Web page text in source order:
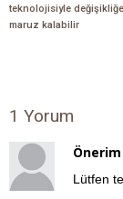
teknolojisiyle değişikliğe
maruz kalabilir
1 Yorum
Lütfen